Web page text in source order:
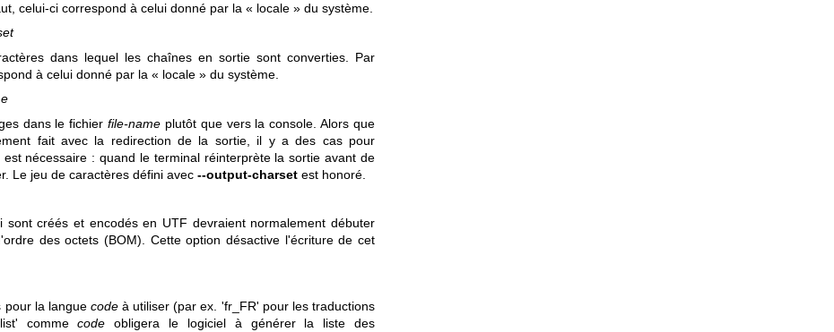
celui-ci correspond à celui donné par la « locale » du système.
dans lequel les chaînes en sortie sont converties. Par
à celui donné par la « locale » du système.
dans le fichierfile-name plutôt que vers la console. Alors que
fait avec la redirection de la sortie, il y a des cas pour
est nécessaire : quand le terminal réinterprète la sortie avant de
Le jeu de caractères défini avec--output-charset est honoré.
sont créés et encodés en UTF devraient normalement débuter
des octets (BOM). Cette option désactive l'écriture de cet
pour la langue codeà utiliser (par ex. 'fr_FR' pour les traductions
commecode obligera le logiciel à générer la liste des